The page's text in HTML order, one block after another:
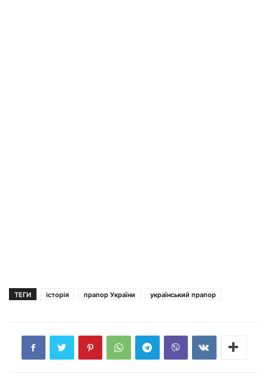
ТЕГИ історія прапор України український прапор